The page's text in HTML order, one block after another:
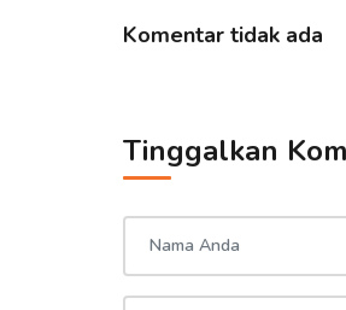
Komentar tidak ada
Tinggalkan